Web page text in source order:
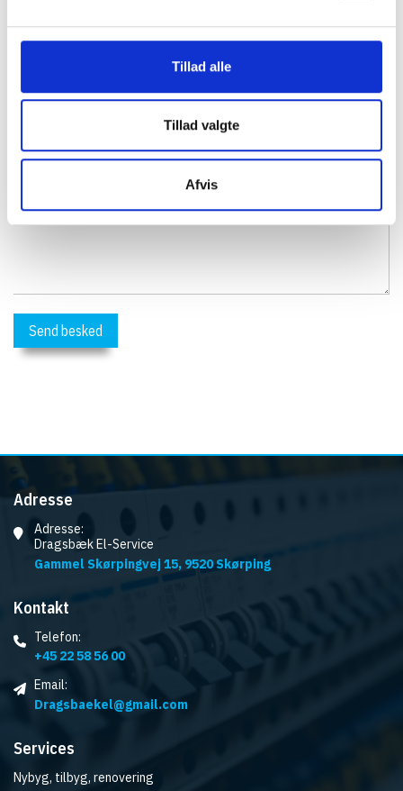
Tillad alle
Tillad valgte
Afvis
Du kan let og hurtigt sende os en besked i nedenstående
Adresse
Adresse:
Dragsbæk El-Service
Gammel Skørpingvej 15, 9520 Skørping
Kontakt
Telefon:
+45 22 58 56 00
Email:
Dragsbaekel@gmail.com
Services
Nybyg, tilbyg, renovering